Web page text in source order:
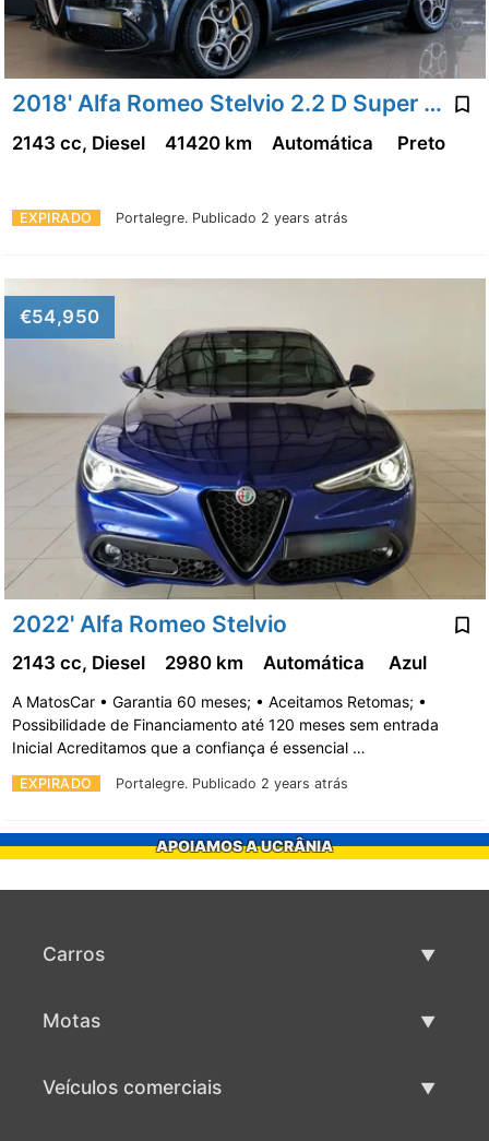
2018' Alfa Romeo Stelvio 2.2 D Super At8
EXPIRADO Portalegre. Publicado 2 years atrás
2143 cc, Diesel 41420 km Automática Preto
€54,950
2022' Alfa Romeo Stelvio
EXPIRADO Portalegre. Publicado 2 years atrás
2143 cc, Diesel 2980 km Automática Azul
A MatosCar • Garantia 60 meses; • Aceitamos Retomas; •
Possibilidade de Financiamento até 120 meses sem entrada
Inicial Acreditamos que a confiança é essencial …
APOIAMOS A UCRÂNIA
Carros
Motas
Veículos comerciais